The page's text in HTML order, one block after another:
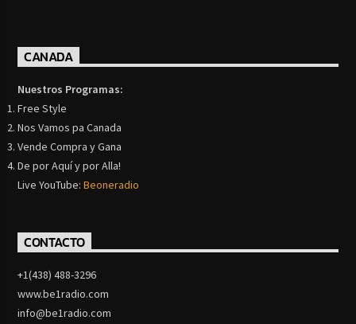
CANADA
Nuestros Programas:
Free Style
Nos Vamos pa Canada
Vende Compra y Gana
De por Aquí y por Alla!
Live YouTube:Beoneradio
CONTACTO
+1(438) 488-3296
www.be1radio.com
info@be1radio.com